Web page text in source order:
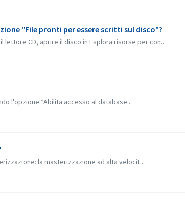
"File pronti per essere scritti sul disco"?
lettore CD, aprire il disco in Esplora risorse per con...
l'opzione “Abilita accesso al database...
la masterizzazione ad alta velocit...